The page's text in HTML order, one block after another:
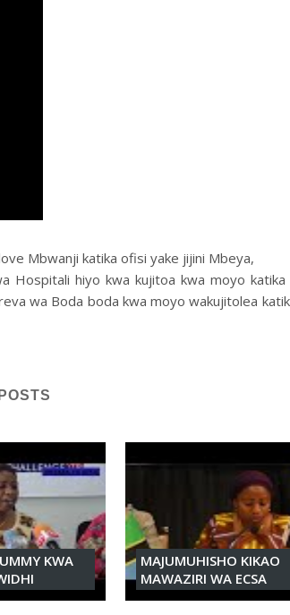
Mbwanji katika ofisi yake jijini Mbeya,
Hospitali hiyo kwa kujitoa kwa moyo katika
wa Boda boda kwa moyo wakujitolea
KWA
MAJUMUHISHO KIKAO
MAWAZIRI WA ECSA